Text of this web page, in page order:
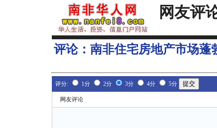
网友评
评论： 南非住宅房地产市场蓬
评分: 1分 2分 3分 4分 5分
网友评论